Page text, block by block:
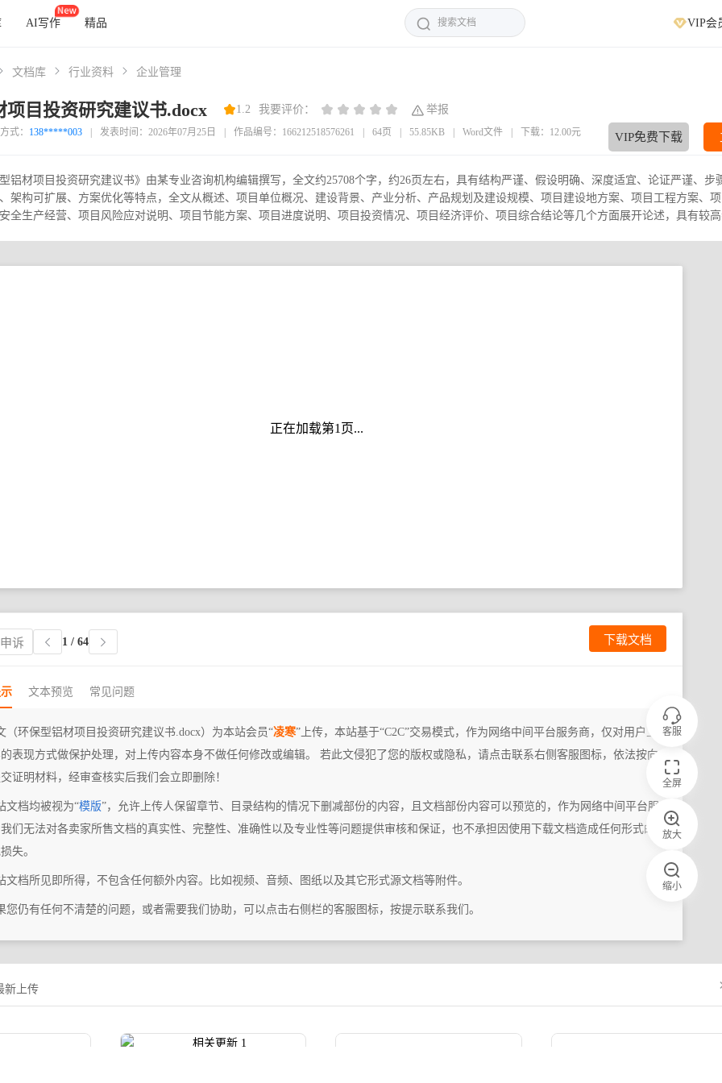
AI写作 精品 VIP会
文档库 行业资料 企业管理
项目投资研究建议书.docx 1.2 我要评价： 举报
式： 138*****003 发表时间：2026年07月25日 作品编号：166212518576261 64页 55.85KB Word文件 下载：12.00元 VIP免费下载
铝材项目投资研究建议书》由某专业咨询机构编辑撰写，全文约25708个字，约26页左右，具有结构严谨、假设明确、深度适宜、论证严谨、步
架构可扩展、方案优化等特点，全文从概述、项目单位概况、建设背景、产业分析、产品规划及建设规模、项目建设地方案、项目工程方案、
全生产经营、项目风险应对说明、项目节能方案、项目进度说明、项目投资情况、项目经济评价、项目综合结论等几个方面展开论述，具有较
正在加载第1页...
客服
全屏
放大
缩小
诉 1 / 64 下载文档
文本预览 常见问题
（环保型铝材项目投资研究建议书.docx）为本站会员“凌寒”上传，本站基于“C2C”交易模式，作为网络中间平台服务商，仅对用户上
表现方式做保护处理，对上传内容本身不做任何修改或编辑。 若此文侵犯了您的版权或隐私，请点击联系右侧客服图标，依法按向
证明材料，经审查核实后我们会立即删除！
文档均被视为“模版”，允许上传人保留章节、目录结构的情况下删减部份的内容，且文档部份内容可以预览的，作为网络中间平台服
们无法对各卖家所售文档的真实性、完整性、准确性以及专业性等问题提供审核和保证，也不承担因使用下载文档造成任何形式的
失。
文档所见即所得，不包含任何额外内容。比如视频、音频、图纸以及其它形式源文档等附件。
您仍有任何不清楚的问题，或者需要我们协助，可以点击右侧栏的客服图标，按提示联系我们。
新上传